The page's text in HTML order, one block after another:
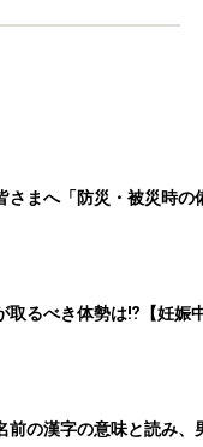
さまへ「防災・被災時の
取るべき体勢は⁉︎【妊娠
前の漢字の意味と読み